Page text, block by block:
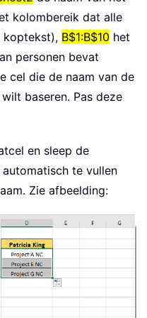
kolombereik dat alle
koptekst), B$1:B$10 het
personen bevat
cel die de naam van de
baseren. Pas deze
en sleep de
te vullen
Zie afbeelding: